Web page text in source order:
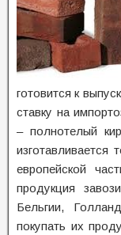
готовится к
ставку на
– полнотелый
европейской
продукция
Бельгии,
покупать их